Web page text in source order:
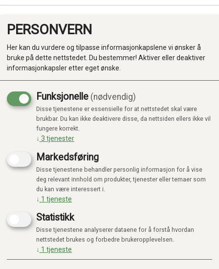
Produkter
Kategorier
PERSONVERN
Her kan du vurdere og tilpasse informasjonkapslene vi ønsker å
bruke på dette nettstedet. Du bestemmer! Aktiver eller deaktiver
informasjonkapsler etter eget ønske.
Funksjonelle (nødvendig)
Disse tjenestene er essensielle for at nettstedet skal være
brukbar. Du kan ikke deaktivere disse, da nettsiden ellers ikke vil
fungere korrekt.
↓ 3 tjenester
Markedsføring
Disse tjenestene behandler personlig informasjon for å vise
deg relevant innhold om produkter, tjenester eller temaer som
du kan være interessert i.
↓ 1 tjeneste
Statistikk
Disse tjenestene analyserer dataene for å forstå hvordan
nettstedet brukes og forbedre brukeropplevelsen.
↓ 1 tjeneste